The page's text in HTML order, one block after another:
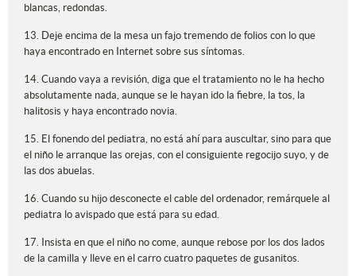
blancas, redondas.
13. Deje encima de la mesa un fajo tremendo de folios con lo que
haya encontrado en Internet sobre sus síntomas.
14. Cuando vaya a revisión, diga que el tratamiento no le ha hecho
absolutamente nada, aunque se le hayan ido la fiebre, la tos, la
halitosis y haya encontrado novia.
15. El fonendo del pediatra, no está ahí para auscultar, sino para que
el niño le arranque las orejas, con el consiguiente regocijo suyo, y de
las dos abuelas.
16. Cuando su hijo desconecte el cable del ordenador, remárquele al
pediatra lo avispado que está para su edad.
17. Insista en que el niño no come, aunque rebose por los dos lados
de la camilla y lleve en el carro cuatro paquetes de gusanitos.